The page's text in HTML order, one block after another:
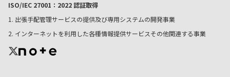
ISO/IEC 27001：2022 認証取得
1. 出張手配管理サービスの提供及び専用システムの開発事業
2. インターネットを利用した各種情報提供サービスその他関連する事業